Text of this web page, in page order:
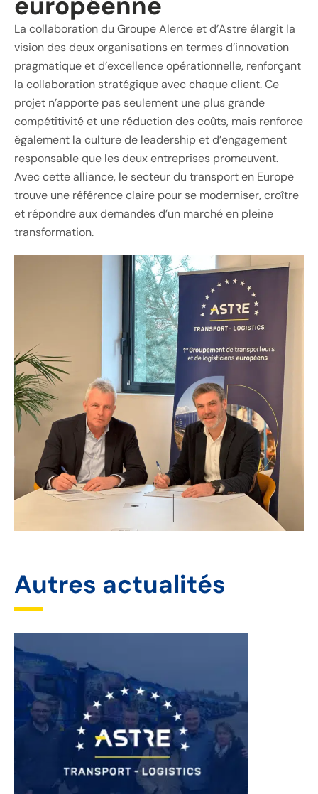
La collaboration du Groupe Alerce et d’Astre élargit la
vision des deux organisations en termes d’innovation
pragmatique et d’excellence opérationnelle, renforçant
la collaboration stratégique avec chaque client. Ce
projet n’apporte pas seulement une plus grande
compétitivité et une réduction des coûts, mais renforce
également la culture de leadership et d’engagement
responsable que les deux entreprises promeuvent.
Avec cette alliance, le secteur du transport en Europe
trouve une référence claire pour se moderniser, croître
et répondre aux demandes d’un marché en pleine
transformation.
Autres actualités